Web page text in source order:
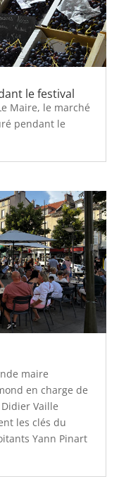
le festival
Maire, le marché
pendant le
maire
en charge de
Vaille
les clés du
Yann Pinart